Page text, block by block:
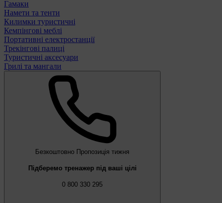
Гамаки
Намети та тенти
Килимки туристичні
Кемпінгові меблі
Портативні електростанції
Трекінгові палиці
Туристичні аксесуари
Грилі та мангали
Безкоштовно Пропозиція тижня
Підберемо тренажер під ваші цілі
0 800 330 295